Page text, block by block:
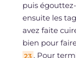
puis
ensuite les
avez faite
bien pour
23 . Pour